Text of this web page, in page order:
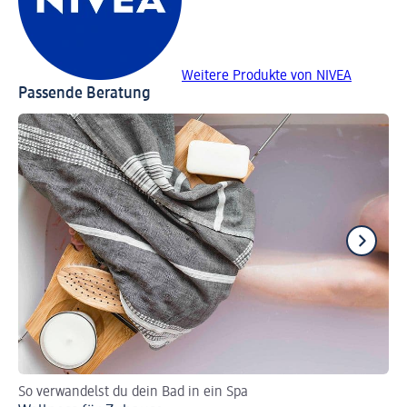
Weitere Produkte von NIVEA
Passende Beratung
So verwandelst du dein Bad in ein Spa